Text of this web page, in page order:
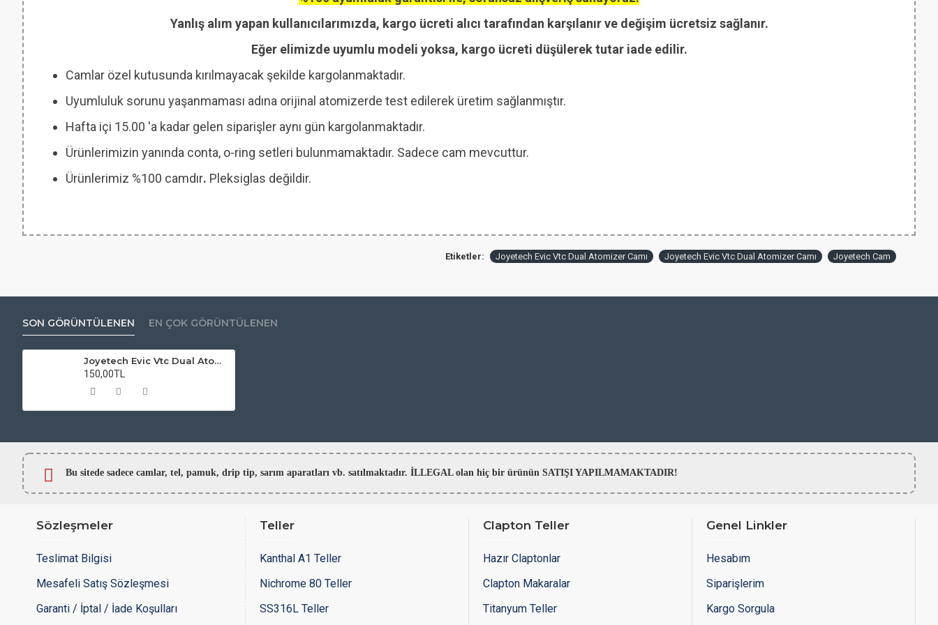
Yanlış alım yapan kullanıcılarımızda, kargo ücreti alıcı tarafından karşılanır ve değişim ücretsiz sağlanır.
Eğer elimizde uyumlu modeli yoksa, kargo ücreti düşülerek tutar iade edilir.
Camlar özel kutusunda kırılmayacak şekilde kargolanmaktadır.
Uyumluluk sorunu yaşanmaması adına orijinal atomizerde test edilerek üretim sağlanmıştır.
Hafta içi 15.00 'a kadar gelen siparişler aynı gün kargolanmaktadır.
Ürünlerimizin yanında conta, o-ring setleri bulunmamaktadır. Sadece cam mevcuttur.
Ürünlerimiz %100 camdır. Pleksiglas değildir.
Etiketler: Joyetech Evic Vtc Dual Atomizer Camı Joyetech Evic Vtc Dual Atomizer Camı Joyetech Cam
SON GÖRÜNTÜLENEN EN ÇOK GÖRÜNTÜLENEN
Joyetech Evic Vtc Dual Atomizer Camı
150,00TL
Bu sitede sadece camlar, tel, pamuk, drip tip, sarım aparatları vb. satılmaktadır. İLLEGAL olan hiç bir ürünün SATIŞI YAPILMAMAKTADIR!
Sözleşmeler
Teslimat Bilgisi
Mesafeli Satış Sözleşmesi
Garanti / İptal / İade Koşulları
Teller
Kanthal A1 Teller
Nichrome 80 Teller
SS316L Teller
Clapton Teller
Hazır Claptonlar
Clapton Makaralar
Titanyum Teller
Genel Linkler
Hesabım
Siparişlerim
Kargo Sorgula